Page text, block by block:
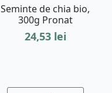
Seminte de chia bio,
300g Pronat
24,53 lei